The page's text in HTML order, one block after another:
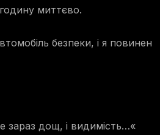
миттєво.
безпеки, і я повинен
зараз дощ, і видимість…«